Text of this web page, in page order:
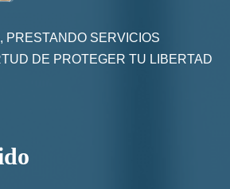
PRESTANDO SERVICIOS
DE PROTEGER TU LIBERTAD